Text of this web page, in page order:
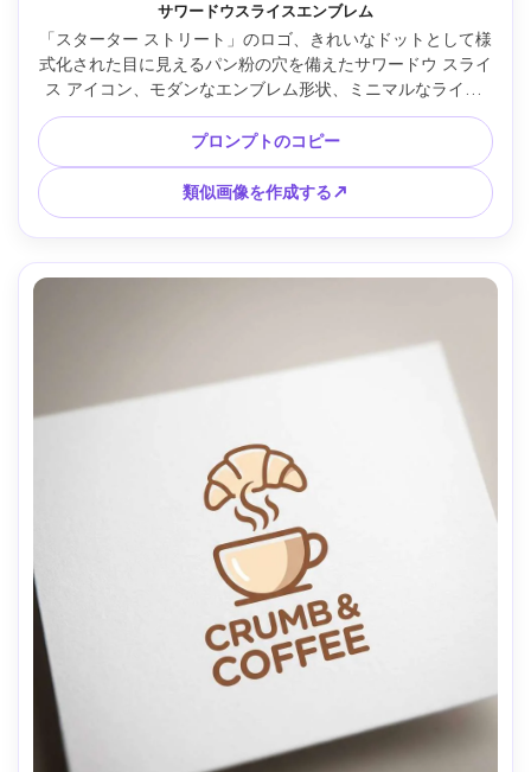
サワードウスライスエンブレム
「スターター ストリート」のロゴ、きれいなドットとして様
式化された目に見えるパン粉の穴を備えたサワードウ スライ
ス アイコン、モダンなエンブレム形状、ミニマルなライン
アート、土のようなパレット、大胆なワード マークなし、フ
ラット ベクトル、印刷しやすい強力なアウトライン、85mm
レンズ、浅い被写界深度、柔らかい映画照明 --ar 4:5
プロンプトのコピー
類似画像を作成する↗